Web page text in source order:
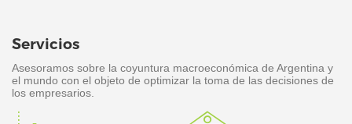
Servicios
Asesoramos sobre la coyuntura macroeconómica de Argentina y
el mundo con el objeto de optimizar la toma de las decisiones de
los empresarios.